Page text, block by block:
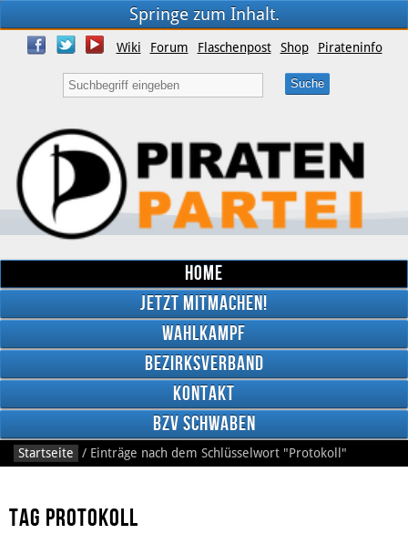
Springe zum Inhalt.
Wiki Forum Flaschenpost Shop Pirateninfo
Home
Jetzt mitmachen!
Wahlkampf
Bezirksverband
Kontakt
BzV Schwaben
Startseite / Einträge nach dem Schlüsselwort "Protokoll"
Tag Protokoll